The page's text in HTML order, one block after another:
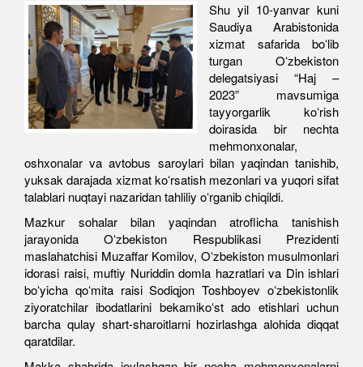
Shu yil 10-yanvar kuni
Saudiya Arabistonida
xizmat safarida boʻlib
turgan Oʻzbekiston
delegatsiyasi “Haj –
2023” mavsumiga
tayyorgarlik koʻrish
doirasida bir nechta
mehmonxonalar,
oshxonalar va avtobus saroylari bilan yaqindan tanishib,
yuksak darajada xizmat koʻrsatish mezonlari va yuqori sifat
talablari nuqtayi nazaridan tahliliy oʻrganib chiqildi.
Mazkur sohalar bilan yaqindan atroflicha tanishish
jarayonida Oʻzbekiston Respublikasi Prezidenti
maslahatchisi Muzaffar Komilov, Oʻzbekiston musulmonlari
idorasi raisi, muftiy Nuriddin domla hazratlari va Din ishlari
boʻyicha qoʻmita raisi Sodiqjon Toshboyev oʻzbekistonlik
ziyoratchilar ibodatlarini bekamikoʻst ado etishlari uchun
barcha qulay shart-sharoitlarni hozirlashga alohida diqqat
qaratdilar.